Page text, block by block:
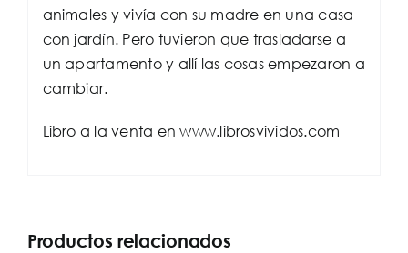
animales y vivía con su madre en una casa
con jardín. Pero tuvieron que trasladarse a
un apartamento y allí las cosas empezaron a
cambiar.
Libro a la venta en www.librosvividos.com
Productos relacionados